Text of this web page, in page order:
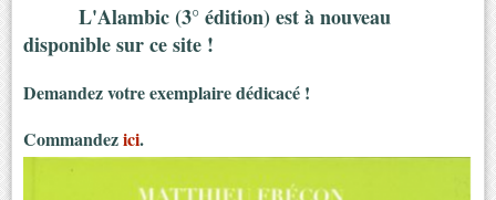
L'Alambic (3° édition) est à nouveau
disponible sur ce site !
Demandez votre exemplaire dédicacé !
Commandezici.